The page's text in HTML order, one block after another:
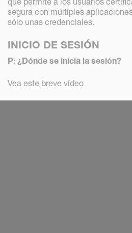
segura con múltiples
sólo unas credenciales.
INICIO DE SESIÓN
P: ¿Dónde se inicia la sesión?
Vea este breve vídeo